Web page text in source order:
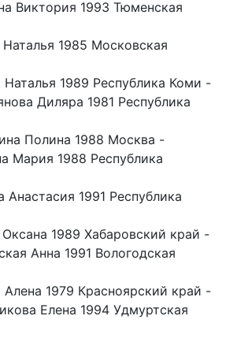
Виктория 1993 Тюменская
1985 Московская
1989 Республика Коми -
Диляра 1981 Республика
Полина 1988 Москва -
Мария 1988 Республика
Анастасия 1991 Республика
1989 Хабаровский край -
Анна 1991 Вологодская
1979 Красноярский край -
Елена 1994 Удмуртская